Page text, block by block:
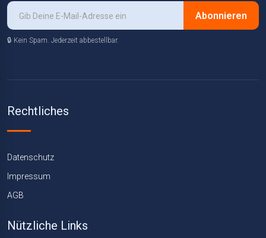
Abonnieren
🔒 Kein Spam. Jederzeit abbestellbar.
Rechtliches
Datenschutz
Impressum
AGB
Nützliche Links